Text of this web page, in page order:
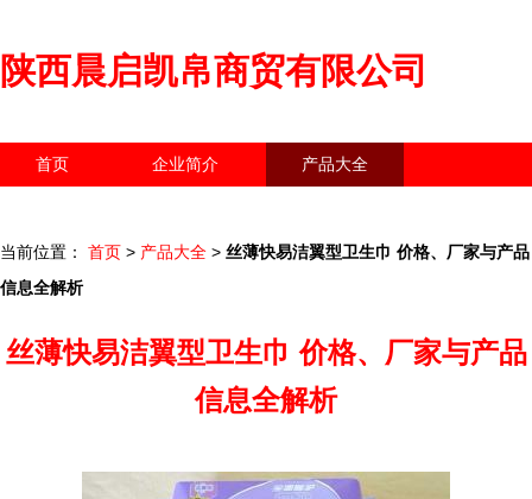
陕西晨启凯帛商贸有限公司
首页 企业简介 产品大全
当前位置： 首页 > 产品大全 > 丝薄快易洁翼型卫生巾 价格、厂家与产品
信息全解析
丝薄快易洁翼型卫生巾 价格、厂家与产品
信息全解析